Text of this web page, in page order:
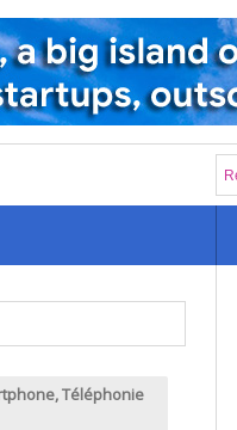
Défis du lancement
,Téléphonie